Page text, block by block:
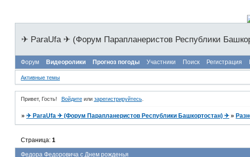
✈ ParaUfa ✈ (Форум Парапланеристов Республики
Форум Видеоролики Прогноз погоды Участники Поиск Регистрация
Активные темы
Привет, Гость! Войдитеили зарегистрируйтесь.
»✈ ParaUfa ✈ (Форум Парапланеристов Республики Башкортостан) ✈ »
Федора Федоровича с Днем рожденья
Страница:1